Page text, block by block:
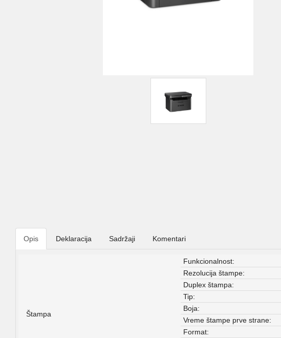
Opis Deklaracija Sadržaji Komentari
Štampa
Funkcionalnost:
Rezolucija štampe:
Duplex štampa:
Tip:
Boja:
Vreme štampe prve strane:
Format: